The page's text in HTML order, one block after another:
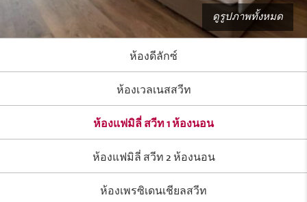
ดูรูปภาพทั้งหมด
ห้องดีลักซ์
ห้องเวลเนสสวีท
ห้องแฟมิลี่ สวีท 1 ห้องนอน
ห้องแฟมิลี่ สวีท 2 ห้องนอน
ห้องเพรซิเดนเชียลสวีท